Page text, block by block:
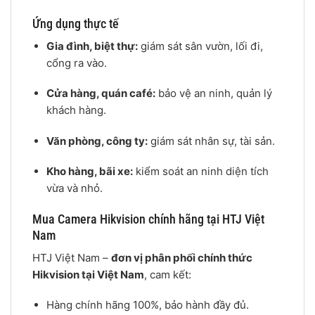
Ứng dụng thực tế
Gia đình, biệt thự:giám sát sân vườn, lối đi,
cổng ra vào.
Cửa hàng, quán café:bảo vệ an ninh, quản lý
khách hàng.
Văn phòng, công ty:giám sát nhân sự, tài sản.
Kho hàng, bãi xe:kiểm soát an ninh diện tích
vừa và nhỏ.
Mua Camera Hikvision chính hãng tại HTJ Việt
Nam
HTJ Việt Nam – đơn vị phân phối chính thức
Hikvision tại Việt Nam, cam kết:
Hàng chính hãng 100%, bảo hành đầy đủ.